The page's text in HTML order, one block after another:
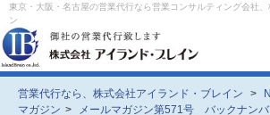
東京・大阪・名古屋の営業代行なら営業コンサルティング会社
ン
営業代行なら、株式会社アイランド・ブレイン >
マガジン > メールマガジン第571号 バックナンバ